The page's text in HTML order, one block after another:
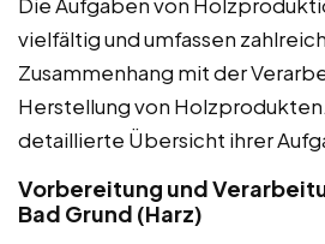
vielfältig und umfassen
Zusammenhang mit der
Herstellung von
detaillierte Übersicht ihrer
Vorbereitung und
Bad Grund (Harz)